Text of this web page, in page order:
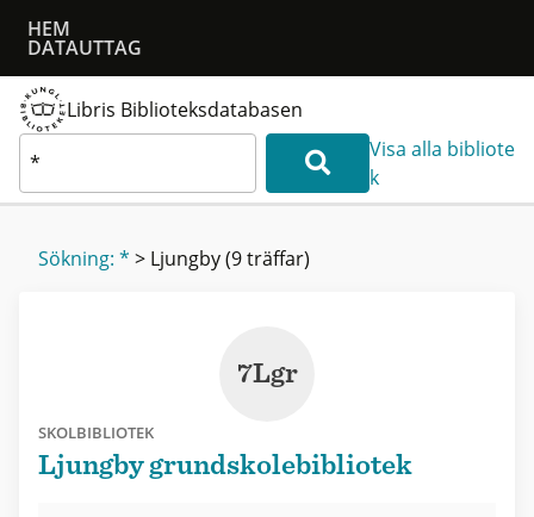
HEM
DATAUTTAG
Libris Biblioteksdatabasen
Visa alla bibliote
k
Sökning: * > Ljungby(9 träffar)
7Lgr
SKOLBIBLIOTEK
Ljungby grundskolebibliotek